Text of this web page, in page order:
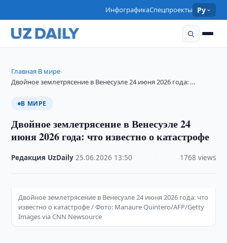
ИнфографикаСпецпроекты Ру
Главная›В мире›
Двойное землетрясение в Венесуэле 24 июня 2026 года: …
В МИРЕ
Двойное землетрясение в Венесуэле 24
июня 2026 года: что известно о катастрофе
Редакция UzDaily ·25.06.2026 13:50 1768 views
Двойное землетрясение в Венесуэле 24 июня 2026 года: что
известно о катастрофе / Фото: Manaure Quintero/AFP/Getty
Images via CNN Newsource